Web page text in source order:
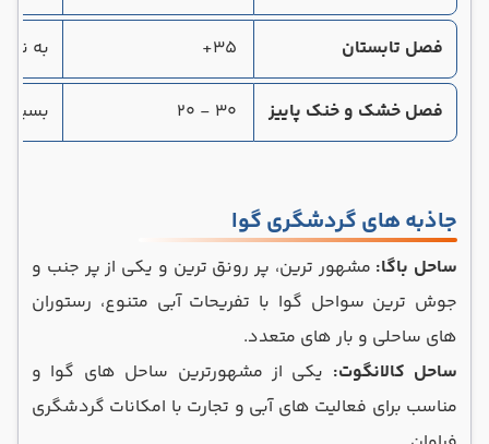
فصل تابستان به
فصل خشک و خنک پاییز
جاذبه های گردشگری گوا
ساحل باگا: مشهور ترین، پر رونق ‌ترین و یکی از پر جنب‌ و
جوش‌ ترین سواحل گوا با تفریحات آبی متنوع، رستوران‌
های ساحلی و بار های متعدد.
ساحل کالانگوت: یکی از مشهورترین ساحل‌ های گوا و
مناسب برای فعالیت ‌های آبی و تجارت با امکانات گردشگری